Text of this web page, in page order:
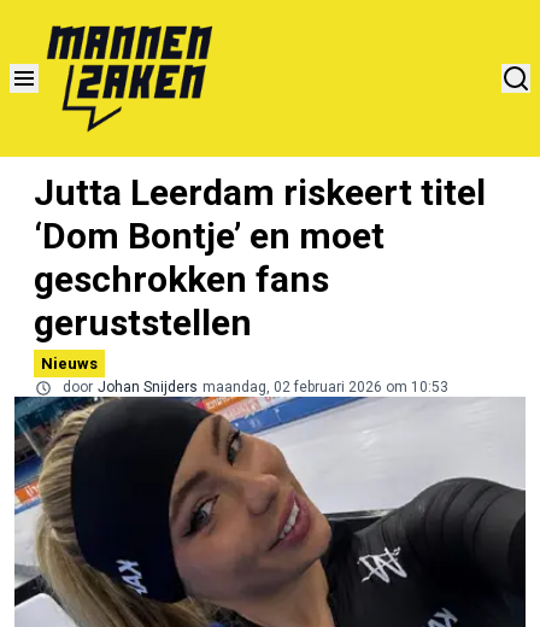
Jutta Leerdam riskeert titel
‘Dom Bontje’ en moet
geschrokken fans
geruststellen
Nieuws
door Johan Snijders maandag, 02 februari 2026 om 10:53